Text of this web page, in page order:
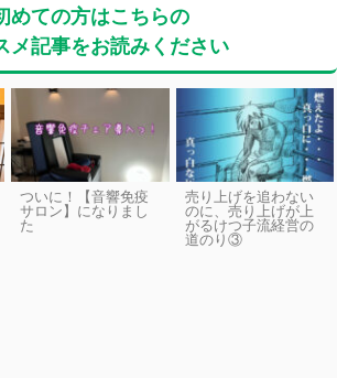
めての方はこちらの
メ記事をお読みください
ついに！【音響免疫
サロン】になりまし
た
売り上げを追わない
のに、売り上げが上
がるけつ子流経営の
道のり③